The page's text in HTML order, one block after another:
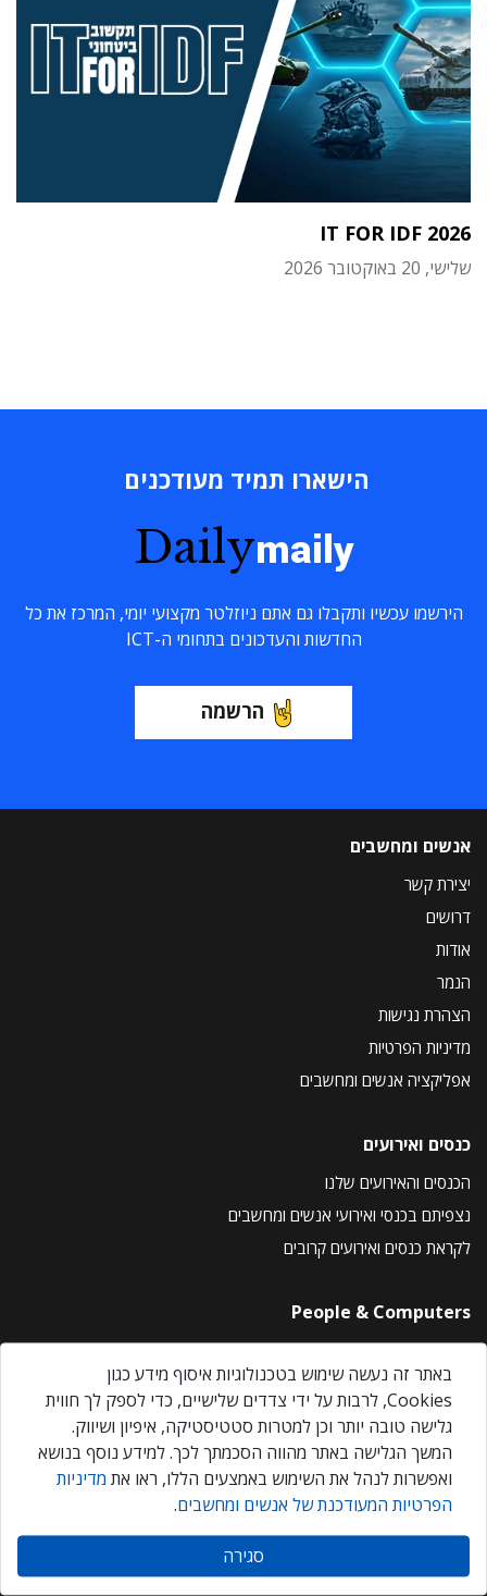
IT FOR IDF 2026
שלישי, 20 באוקטובר 2026
הישארו תמיד מעודכנים
Dailymaily
הירשמו עכשיו ותקבלו גם אתם ניוזלטר מקצועי יומי, המרכז את כל
החדשות והעדכונים בתחומי ה-ICT
הרשמה
אנשים ומחשבים
יצירת קשר
דרושים
אודות
הנמר
הצהרת נגישות
מדיניות הפרטיות
אפליקציה אנשים ומחשבים
כנסים ואירועים
הכנסים והאירועים שלנו
נצפיתם בכנסי ואירועי אנשים ומחשבים
לקראת כנסים ואירועים קרובים
People & Computers
About Us
Privacy Policy
Contact Us
Our Events
אנשים ומחשבים © 2026 – כל הזכויות שמורות
באתר זה נעשה שימוש בטכנולוגיות איסוף מידע כגון
Cookies, לרבות על ידי צדדים שלישיים, כדי לספק לך חווית
גלישה טובה יותר וכן למטרות סטטיסטיקה, איפיון ושיווק.
המשך הגלישה באתר מהווה הסכמתך לכך. למידע נוסף בנושא
ואפשרות לנהל את השימוש באמצעים הללו, ראו את מדיניות
הפרטיות המעודכנת של אנשים ומחשבים.
סגירה